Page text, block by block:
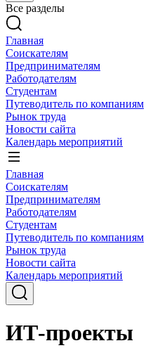
Все разделы
Главная
Соискателям
Предпринимателям
Работодателям
Студентам
Путеводитель по компаниям
Рынок труда
Новости сайта
Календарь мероприятий
Главная
Соискателям
Предпринимателям
Работодателям
Студентам
Путеводитель по компаниям
Рынок труда
Новости сайта
Календарь мероприятий
ИТ-проекты